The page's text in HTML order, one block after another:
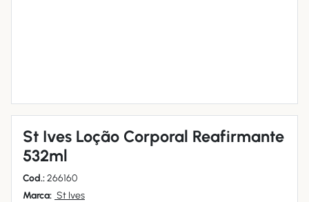
St Ives Loção Corporal Reafirmante
532ml
Cod.:266160
Marca: St Ives